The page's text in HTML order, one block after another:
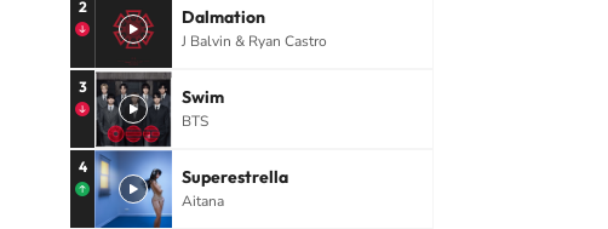
2 Dalmation
J Balvin & Ryan Castro
3 Swim
BTS
4 Superestrella
Aitana